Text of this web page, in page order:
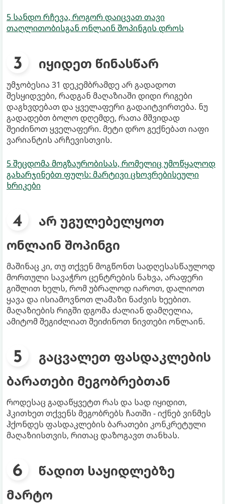
5 სანდო რჩევა, როგორ დაიცვათ თავი
თაღლითობისგან ონლაინ შოპინგის დროს
იყიდეთ წინასწარ
უმჯობესია 31 დეკემბრამდე არ გადადოთ
შესყიდვები, რადგან მაღაზიაში დიდი რიგები
დაგხვდებათ და ყველაფერი გადაიტვირთება. ნუ
გადადებთ ბოლო დღემდე, რათა მშვიდად
შეიძინოთ ყველაფერი. მეტი დრო გექნებათ იაფი
ვარიანტის არჩევისთვის.
5 შეცდომა მოგზაურობისას, რომელიც უმოწყალოდ
გახარჯინებთ ფულს: მარტივი ცხოვრებისეული
ხრიკები
არ უგულებელყოთ
ონლაინ შოპინგი
მაშინაც კი, თუ თქვენ მოგწონთ სადღესასწაულოდ
მორთული სავაჭრო ცენტრების ნახვა, არაფერი
გიშლით ხელს, რომ უბრალოდ იაროთ, დალიოთ
ყავა და ისიამოვნოთ ლამაზი ნაძვის ხეებით.
მაღაზიების რიგში დგომა ძალიან დამღელია,
ამიტომ შეგიძლიათ შეიძინოთ ნივთები ონლაინ.
გაცვალეთ ფასდაკლების
ბარათები მეგობრებთან
როდესაც გადაწყვეტთ რას და სად იყიდით,
ჰკითხეთ თქვენს მეგობრებს ჩათში - იქნებ ვინმეს
ჰქონდეს ფასდაკლების ბარათები კონკრეტული
მაღაზიისთვის, რითაც დაზოგავთ თანხას.
წადით საყიდლებზე
მარტო